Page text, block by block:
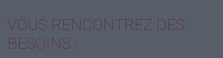
VOUS RENCONTREZ DES
BESOINS :